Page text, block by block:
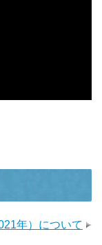
年）について